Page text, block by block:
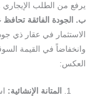
يرفع من الطلب الإيجاري
ب. الجودة الفائقة
الاستثمار في عقار ذي
وانخفاضاً في القيمة
العكس:
المتانة الإنشائية: